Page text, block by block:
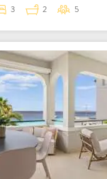
3 2 5